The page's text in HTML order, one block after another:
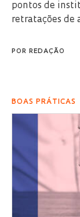
pontos de
retratações de
POR REDAÇÃO
BOAS PRÁTICAS